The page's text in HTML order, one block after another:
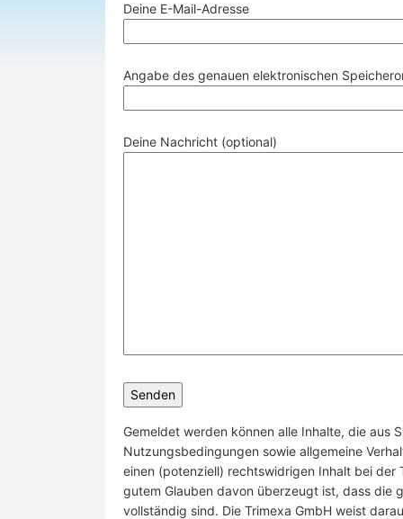
Deine E-Mail-Adresse
Angabe des genauen elektronischen
Deine Nachricht (optional)
Gemeldet werden können alle Inhalte, die aus
Nutzungsbedingungen sowie allgemeine
einen (potenziell) rechtswidrigen Inhalt bei der
gutem Glauben davon überzeugt ist, dass die
vollständig sind. Die Trimexa GmbH weist